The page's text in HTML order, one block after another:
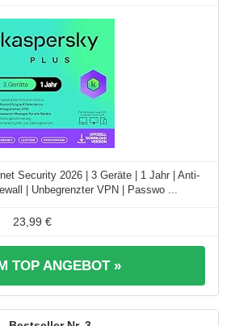
Security 2026 | 3 Geräte | 1 Jahr | Anti-
| Unbegrenzter VPN | Passwo ...
23,99 €
TOP ANGEBOT »